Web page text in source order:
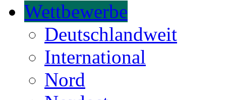
Wettbewerbe
Deutschlandweit
International
Nord